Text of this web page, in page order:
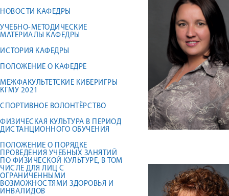
НОВОСТИ КАФЕДРЫ
УЧЕБНО-МЕТОДИЧЕСКИЕ
МАТЕРИАЛЫ КАФЕДРЫ
ИСТОРИЯ КАФЕДРЫ
ПОЛОЖЕНИЕ О КАФЕДРЕ
МЕЖФАКУЛЬТЕТСКИЕ КИБЕРИГРЫ
КГМУ 2021
СПОРТИВНОЕ ВОЛОНТЁРСТВО
ФИЗИЧЕСКАЯ КУЛЬТУРА В ПЕРИОД
ДИСТАНЦИОННОГО ОБУЧЕНИЯ
ПОЛОЖЕНИЕ О ПОРЯДКЕ
ПРОВЕДЕНИЯ УЧЕБНЫХ ЗАНЯТИЙ
ПО ФИЗИЧЕСКОЙ КУЛЬТУРЕ, В ТОМ
ЧИСЛЕ ДЛЯ ЛИЦ С
ОГРАНИЧЕННЫМИ
ВОЗМОЖНОСТЯМИ ЗДОРОВЬЯ И
ИНВАЛИДОВ